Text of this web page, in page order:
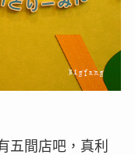
五間店吧，真利